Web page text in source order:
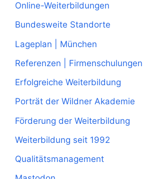
Online-Weiterbildungen
Bundesweite Standorte
Lageplan | München
Referenzen | Firmenschulungen
Erfolgreiche Weiterbildung
Porträt der Wildner Akademie
Förderung der Weiterbildung
Weiterbildung seit 1992
Qualitätsmanagement